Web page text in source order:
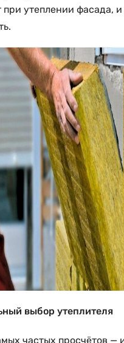
при утеплении фасада,
выбор утеплителя
частых просчётов —